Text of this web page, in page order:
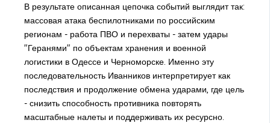
В результате описанная цепочка событий выглядит так:
массовая атака беспилотниками по российским
регионам - работа ПВО и перехваты - затем удары
"Геранями" по объектам хранения и военной
логистики в Одессе и Черноморске. Именно эту
последовательность Иванников интерпретирует как
последствия и продолжение обмена ударами, где цель
- снизить способность противника повторять
масштабные налеты и поддерживать их ресурсно.